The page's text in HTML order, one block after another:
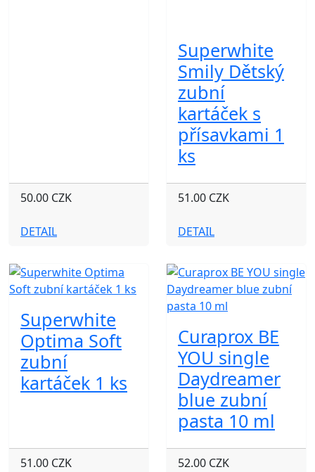
50.00 CZK
DETAIL
Superwhite
Smily Dětský
zubní
kartáček s
přísavkami 1
ks
51.00 CZK
DETAIL
Superwhite
Optima Soft
zubní
kartáček 1 ks
51.00 CZK
Curaprox BE
YOU single
Daydreamer
blue zubní
pasta 10 ml
52.00 CZK